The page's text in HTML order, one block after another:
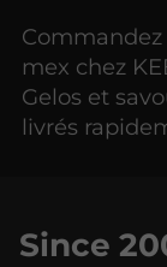
Commandez
mex chez
Gelos et
livrés
Since